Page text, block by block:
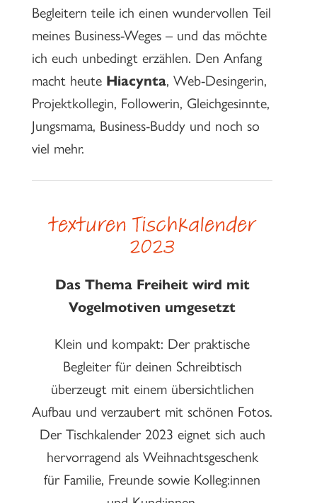
Begleitern teile ich einen wundervollen Teil
meines Business-Weges – und das möchte
ich euch unbedingt erzählen. Den Anfang
macht heute Hiacynta, Web-Desingerin,
Projektkollegin, Followerin, Gleichgesinnte,
Jungsmama, Business-Buddy und noch so
viel mehr.
texturen Tischkalender
2023
Das Thema Freiheit wird mit
Vogelmotiven umgesetzt
Klein und kompakt: Der praktische
Begleiter für deinen Schreibtisch
überzeugt mit einem übersichtlichen
Aufbau und verzaubert mit schönen Fotos.
Der Tischkalender 2023 eignet sich auch
hervorragend als Weihnachtsgeschenk
für Familie, Freunde sowie Kolleg:innen